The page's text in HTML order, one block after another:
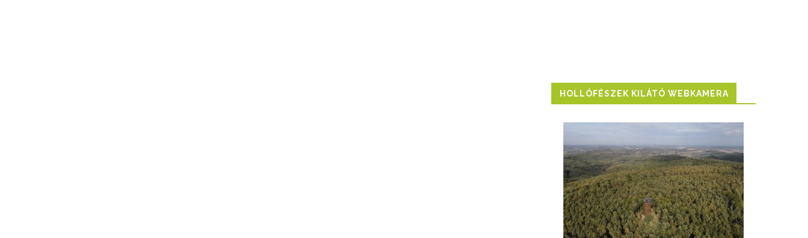
HOLLÓFÉSZEK KILÁTÓ WEBKAMERA